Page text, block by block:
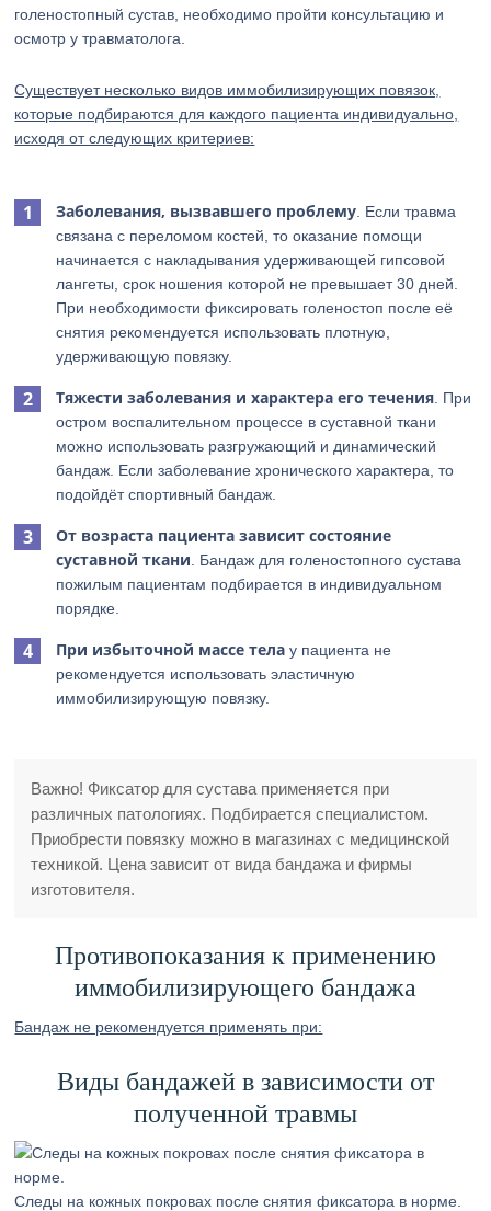
голеностопный сустав, необходимо пройти консультацию и
осмотр у травматолога.
Существует несколько видов иммобилизирующих повязок,
которые подбираются для каждого пациента индивидуально,
исходя от следующих критериев:
Заболевания, вызвавшего проблему . Если травма
связана с переломом костей, то оказание помощи
начинается с накладывания удерживающей гипсовой
лангеты, срок ношения которой не превышает 30 дней.
При необходимости фиксировать голеностоп после её
снятия рекомендуется использовать плотную,
удерживающую повязку.
Тяжести заболевания и характера его течения . При
остром воспалительном процессе в суставной ткани
можно использовать разгружающий и динамический
бандаж. Если заболевание хронического характера, то
подойдёт спортивный бандаж.
От возраста пациента зависит состояние
суставной ткани . Бандаж для голеностопного сустава
пожилым пациентам подбирается в индивидуальном
порядке.
При избыточной массе тела у пациента не
рекомендуется использовать эластичную
иммобилизирующую повязку.
Важно! Фиксатор для сустава применяется при
различных патологиях. Подбирается специалистом.
Приобрести повязку можно в магазинах с медицинской
техникой. Цена зависит от вида бандажа и фирмы
изготовителя.
Противопоказания к применению
иммобилизирующего бандажа
Бандаж не рекомендуется применять при:
Виды бандажей в зависимости от
полученной травмы
Следы на кожных покровах после снятия фиксатора в норме.